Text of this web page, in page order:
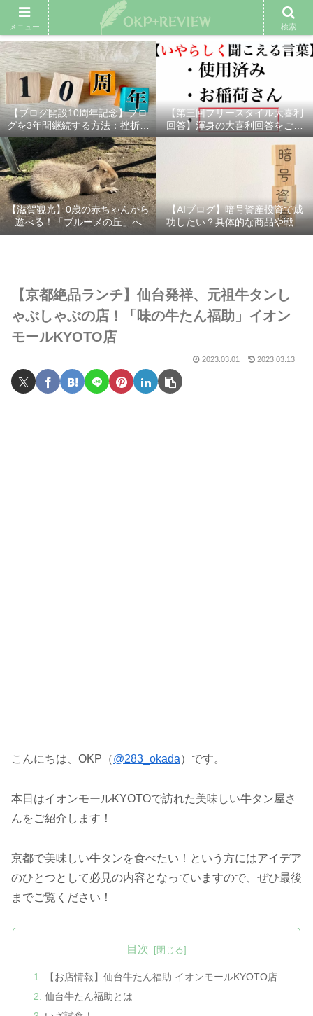
雑記ブログ プロフィール 余興動画 ベスト大喜利 スポ
【ブログ開設10周年記念】ブロ
グを3年間継続する方法：挫折し
ないための7つの秘訣
【第三回フリースタイル大喜利
回答】渾身の大喜利回答をご紹
介！
【滋賀観光】0歳の赤ちゃんから
遊べる！「ブルーメの丘」へ
【AIブログ】暗号資産投資で成
功したい？具体的な商品や戦略
を分かりやすく解説！
【京都絶品ランチ】仙台発祥、元祖牛タンし
ゃぶしゃぶの店！「味の牛たん福助」イオン
モールKYOTO店
2023.03.01 2023.03.13
こんにちは、OKP（@283_okada）です。
本日はイオンモールKYOTOで訪れた美味しい牛タン屋さ
んをご紹介します！
京都で美味しい牛タンを食べたい！という方にはアイデア
のひとつとして必見の内容となっていますので、ぜひ最後
までご覧ください！
目次
【お店情報】仙台牛たん福助 イオンモールKYOTO店
仙台牛たん福助とは
メニュー 検索